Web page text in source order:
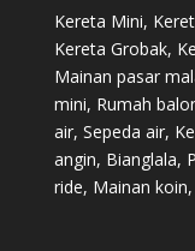
Kereta Mini,
Kereta Grobak,
Mainan pasar
mini, Rumah
air, Sepeda air,
angin, Bianglala,
ride, Mainan koin,